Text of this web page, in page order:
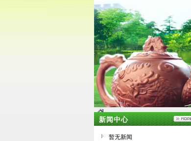
新闻中心
暂无新闻